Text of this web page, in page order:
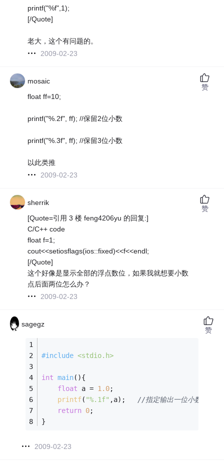
printf("%f",1);
[/Quote]
老大，这个有问题的。
2009-02-23
mosaic
float ff=10;
printf("%.2f", ff); //保留2位小数
printf("%.3f", ff); //保留3位小数
以此类推
2009-02-23
赞
sherrik
[Quote=引用 3 楼 feng4206yu 的回复:]
C/C++ code
float f=1;
cout<<setiosflags(ios::fixed)<<f<<endl;
[/Quote]
这个好像是显示全部的浮点数位，如果我就想要小数
点后面两位怎么办？
2009-02-23
赞
sagegz
#include <stdio.h>
int main(){
float a = 1.0;
printf( "%.1f"
//指定输出一位小数
return 0;
}
2009-02-23
赞